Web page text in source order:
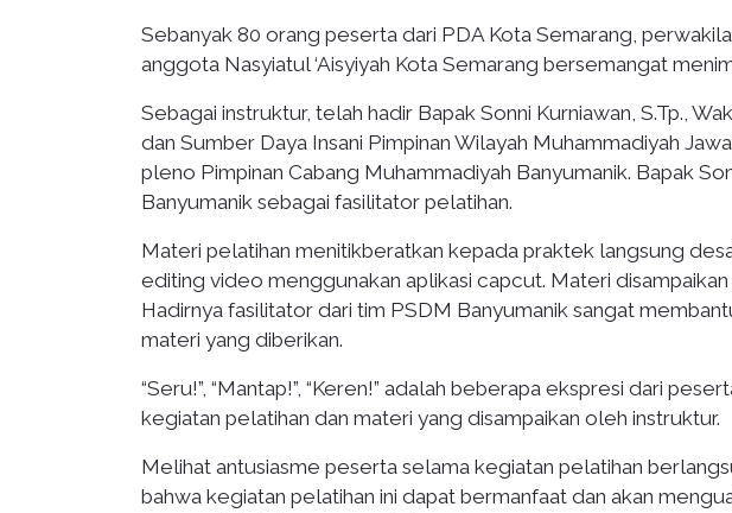
Sebanyak 80 orang peserta dari PDA Kota Semarang,
anggota Nasyiatul ‘Aisyiyah Kota Semarang bersemangat
Sebagai instruktur, telah hadir Bapak Sonni Kurniawan, S.Tp.,
dan Sumber Daya Insani Pimpinan Wilayah Muhammadiyah
pleno Pimpinan Cabang Muhammadiyah Banyumanik. Bapak
Banyumanik sebagai fasilitator pelatihan.
Materi pelatihan menitikberatkan kepada praktek langsung
editing video menggunakan aplikasi capcut. Materi
Hadirnya fasilitator dari tim PSDM Banyumanik sangat
materi yang diberikan.
“Seru!”, “Mantap!”, “Keren!” adalah beberapa ekspresi dari
kegiatan pelatihan dan materi yang disampaikan oleh instruktur.
Melihat antusiasme peserta selama kegiatan pelatihan
bahwa kegiatan pelatihan ini dapat bermanfaat dan akan